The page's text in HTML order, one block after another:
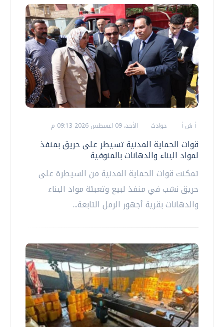
أ ش أ حوادث الأحد، 09 اغسطس 2026 09:13 م
قوات الحماية المدنية تسيطر على حريق بمنفذ
لمواد البناء والدهانات بالمنوفية
تمكنت قوات الحماية المدنية من السيطرة على
حريق نشب في منفذ لبيع وتعبئة مواد البناء
والدهانات بقرية أجهور الرمل التابعة...